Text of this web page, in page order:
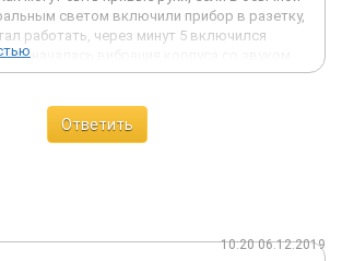
светом включили прибор в разетку,
работать, через минут 5 включился
началась вибрация корпуса со звуком
и еще через пару минут духовка испустила
Приезжал позже от магазина
заводской брак, но руководство магазина
- жалуйтесь кому хотите, но тут решение
почему вы не учитываете мнение
которого вы нам прислали? - они
вызван по ошибке и не имел право
мнение. Итог - духовка за 32000 рублей
Ответить
10:20 06.12.2019